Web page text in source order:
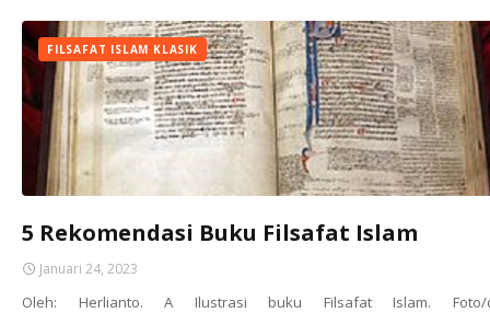
FILSAFAT ISLAM KLASIK
5 Rekomendasi Buku Filsafat Islam
Januari 24, 2023
Oleh: Herlianto. A Ilustrasi buku Filsafat Islam. Foto/